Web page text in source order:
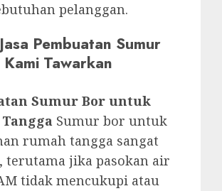
pelanggan.
Pembuatan Sumur
Tawarkan
Sumur Bor untuk
Sumur bor untuk
rumah tangga sangat
terutama jika pasokan air
tidak mencukupi atau